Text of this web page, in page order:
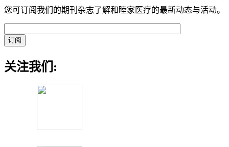
您可订阅我们的期刊杂志了解和睦家医疗的最新动态与活动。
关注我们: